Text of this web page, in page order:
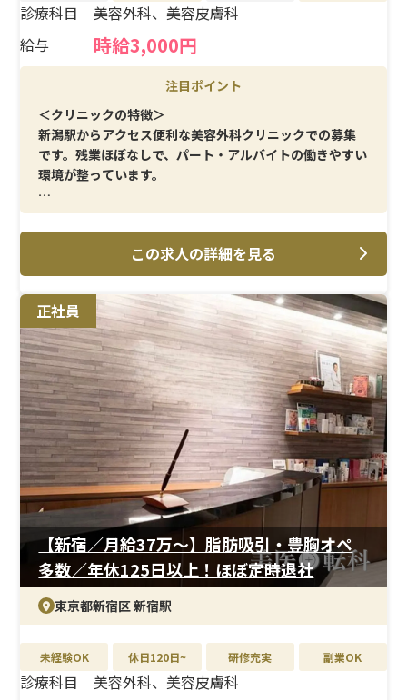
診療科目
美容外科、美容皮膚科
給与
時給3,000円
注目ポイント
＜クリニックの特徴＞
新潟駅からアクセス便利な美容外科クリニックでの募集
です。残業ほぼなしで、パート・アルバイトの働きやすい
環境が整っています。
＜メイン施術＞
美容外科・美容皮膚科における医師の治療介助や注射、
採血、点滴などの美容施術を担当していただきます。
＜待遇＞
時給3,000円（未経験者は2,500円）と高めの設定で、交
通費は全額支給。休憩1時間含む実働8時間のシフト制勤
務で、プライベートとの両立もしやすい職場です。
この求人の詳細を見る
正社員
【新宿／月給37万〜】脂肪吸引・豊胸オペ
多数／年休125日以上！ほぼ定時退社
東京都新宿区 新宿駅
未経験OK 休日120日~ 研修充実 副業OK
診療科目
美容外科、美容皮膚科